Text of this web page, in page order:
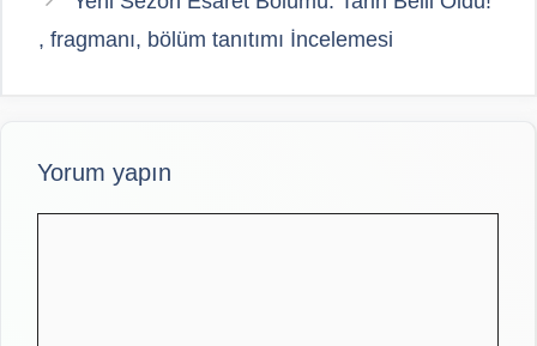
, fragmanı, bölüm tanıtımı İncelemesi
Yorum yapın